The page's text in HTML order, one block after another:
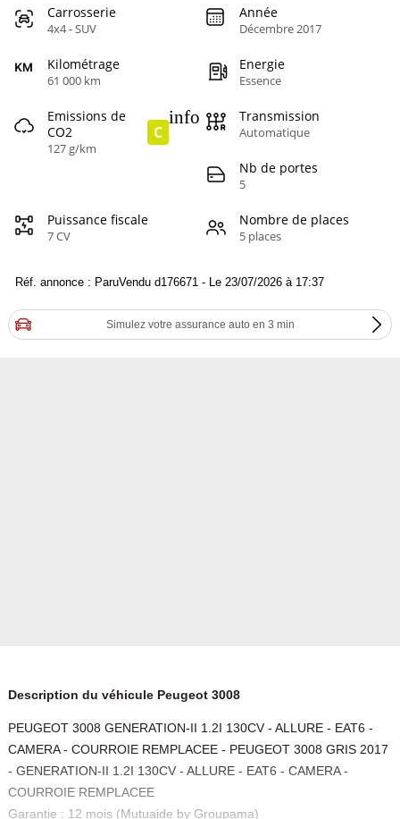
Carrosserie
4x4 - SUV
Année
Décembre 2017
Kilométrage
61 000 km
Energie
Essence
Emissions de
CO2
127 g/km
C
info Transmission
Automatique
Nb de portes
5
Puissance fiscale
7 CV
Nombre de places
5 places
Réf. annonce : ParuVendu d176671 - Le 23/07/2026 à 17:37
Simulez votre assurance auto en 3 min
Description du véhicule Peugeot 3008
PEUGEOT 3008 GENERATION-II 1.2I 130CV - ALLURE - EAT6 -
CAMERA - COURROIE REMPLACEE - PEUGEOT 3008 GRIS 2017
- GENERATION-II 1.2I 130CV - ALLURE - EAT6 - CAMERA -
COURROIE REMPLACEE
Garantie : 12 mois (Mutuaide by Groupama)